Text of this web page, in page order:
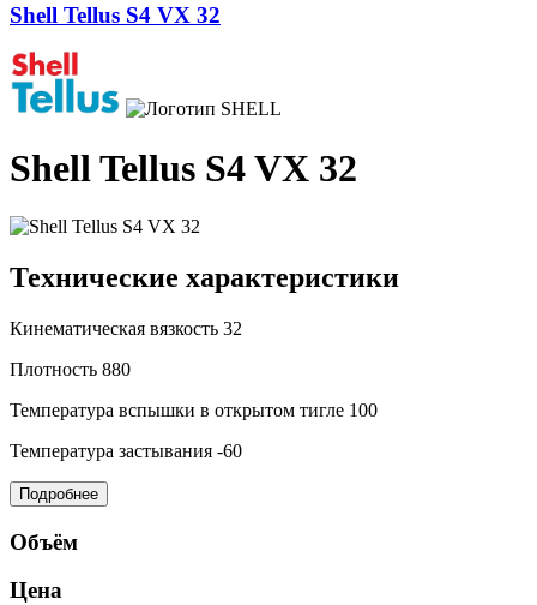
Shell Tellus S4 VX 32
Shell Tellus S4 VX 32
Технические характеристики
Кинематическая вязкость 32
Плотность 880
Температура вспышки в открытом тигле 100
Температура застывания -60
Подробнее
Объём
Цена